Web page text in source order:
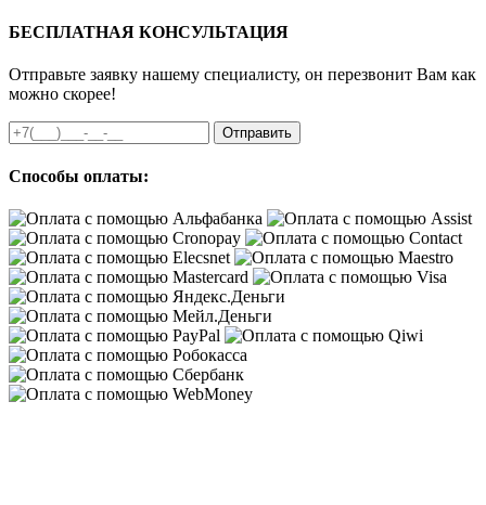
БЕСПЛАТНАЯ КОНСУЛЬТАЦИЯ
Отправьте заявку нашему специалисту, он перезвонит Вам как
можно скорее!
Отправить
Способы оплаты: